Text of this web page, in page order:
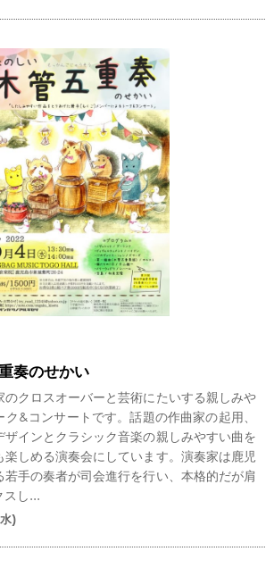
奏のせかい
のクロスオーバーと芸術にたいする親しみや
&コンサートです。話題の作曲家の起用、
インとクラシック音楽の親しみやすい曲を
楽しめる演奏会にしています。演奏家は鹿児
手の奏者が司会進行を行い、本格的だが肩
スし...
)